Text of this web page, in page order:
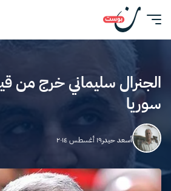
الجنرال سليماني خرج من
سوريا
أسعد حيدر١٩ أغسطس ٢٠١٤